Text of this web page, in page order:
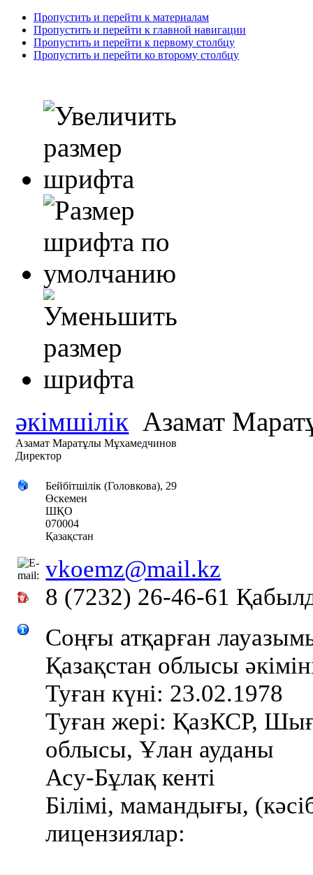
Пропустить и перейти к материалам
Пропустить и перейти к главной навигации
Пропустить и перейти к первому столбцу
Пропустить и перейти ко второму столбцу
әкімшілік Азамат
Азамат Маратұлы Мұхамедчинов
Директор
Бейбітшілік (Головкова), 29
Өскемен
ШҚО
070004
Қазақстан
vkoemz@mail.kz
8 (7232) 26-46-61
Соңғы атқарған
Қазақстан облысы
Туған күні: 23.02.1978
Туған жері: ҚазКСР,
облысы, Ұлан ауданы
Асу-Бұлақ кенті
Білімі, мамандығы,
лицензиялар: